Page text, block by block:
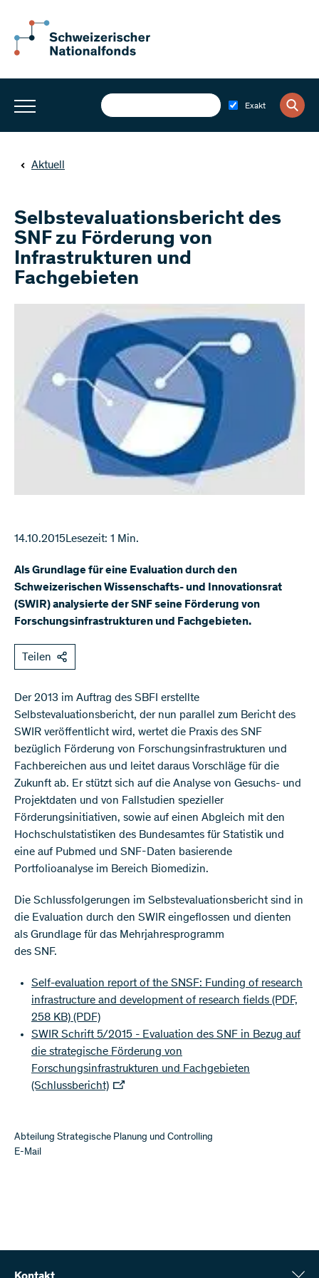
Exakt
Aktuell
Selbstevaluationsbericht des
SNF zu Förderung von
Infrastrukturen und
Fachgebieten
14.10.2015Lesezeit: 1 Min.
Als Grundlage für eine Evaluation durch den
Schweizerischen Wissenschafts- und Innovationsrat
(SWIR) analysierte der SNF seine Förderung von
Forschungsinfrastrukturen und Fachgebieten.
Teilen
​Der 2013 im Auftrag des SBFI erstellte
Selbstevaluationsbericht, der nun parallel zum Bericht des
SWIR veröffentlicht wird, wertet die Praxis des SNF
bezüglich Förderung von Forschungsinfrastrukturen und
Fachbereichen aus und leitet daraus Vorschläge für die
Zukunft ab. Er stützt sich auf die Analyse von Gesuchs- und
Projektdaten und von Fallstudien spezieller
Förderungsinitiativen, sowie auf einen Abgleich mit den
Hochschulstatistiken des Bundesamtes für Statistik und
eine auf Pubmed und SNF-Daten basierende
Portfolioanalyse im Bereich Biomedizin.
Die Schlussfolgerungen im Selbstevaluationsbericht sind in
die Evaluation durch den SWIR eingeflossen und dienten
als Grundlage für das Mehrjahresprogramm
des SNF.
Self-evaluation report of the SNSF: Funding of research
infrastructure and development of research fields (PDF,
258 KB) (PDF)
SWIR Schrift 5/2015 - Evaluation des SNF in Bezug auf
die strategische Förderung von
Forschungsinfrastrukturen und Fachgebieten
(Schlussbericht)
Abteilung Strategische Planung und Controlling
E-Mail